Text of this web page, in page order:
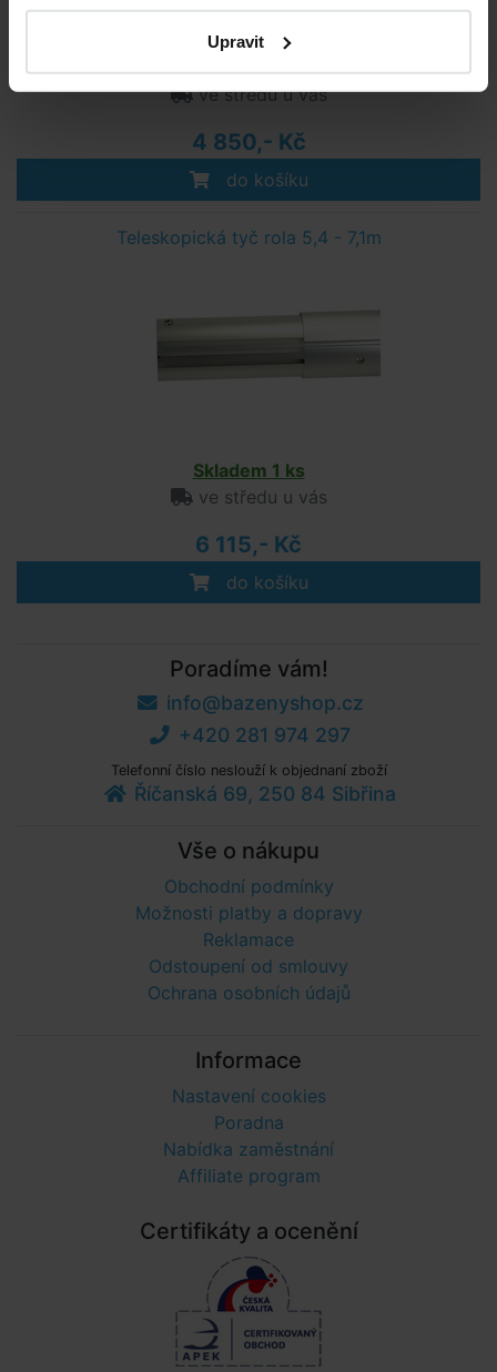
Upravit
Skladem 5 ks
ve středu u vás
4 850,- Kč
do košíku
Teleskopická tyč rola 5,4 - 7,1m
Skladem 1 ks
ve středu u vás
6 115,- Kč
do košíku
Poradíme vám!
info@bazenyshop.cz
+420 281 974 297
Telefonní číslo neslouží k objednaní zboží
Říčanská 69, 250 84 Sibřina
Vše o nákupu
Obchodní podmínky
Možnosti platby a dopravy
Reklamace
Odstoupení od smlouvy
Ochrana osobních údajů
Informace
Nastavení cookies
Poradna
Nabídka zaměstnání
Affiliate program
Certifikáty a ocenění